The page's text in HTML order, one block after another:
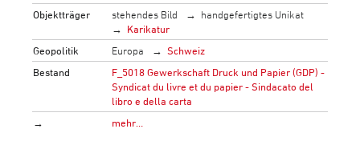
Objektträger
stehendes Bild
handgefertigtes Unikat
Karikatur
Geopolitik
Europa
Schweiz
Bestand
F_5018 Gewerkschaft Druck und Papier (GDP) -
Syndicat du livre et du papier - Sindacato del
libro e della carta
→
mehr…